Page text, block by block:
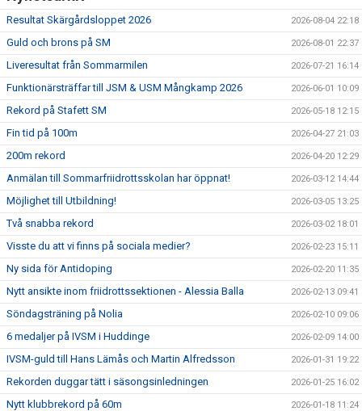
Resultat Skärgårdsloppet 2026 2026-08-04 22:18
Guld och brons på SM 2026-08-01 22:37
Liveresultat från Sommarmilen 2026-07-21 16:14
Funktionärsträffar till JSM & USM Mångkamp 2026 2026-06-01 10:09
Rekord på Stafett SM 2026-05-18 12:15
Fin tid på 100m 2026-04-27 21:03
200m rekord 2026-04-20 12:29
Anmälan till Sommarfriidrottsskolan har öppnat! 2026-03-12 14:44
Möjlighet till Utbildning! 2026-03-05 13:25
Två snabba rekord 2026-03-02 18:01
Visste du att vi finns på sociala medier? 2026-02-23 15:11
Ny sida för Antidoping 2026-02-20 11:35
Nytt ansikte inom friidrottssektionen - Alessia Balla 2026-02-13 09:41
Söndagsträning på Nolia 2026-02-10 09:06
6 medaljer på IVSM i Huddinge 2026-02-09 14:00
IVSM-guld till Hans Lämås och Martin Alfredsson 2026-01-31 19:22
Rekorden duggar tätt i säsongsinledningen 2026-01-25 16:02
Nytt klubbrekord på 60m 2026-01-18 11:24